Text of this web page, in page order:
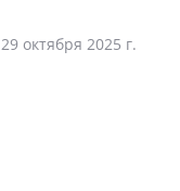
29 октября 2025 г.